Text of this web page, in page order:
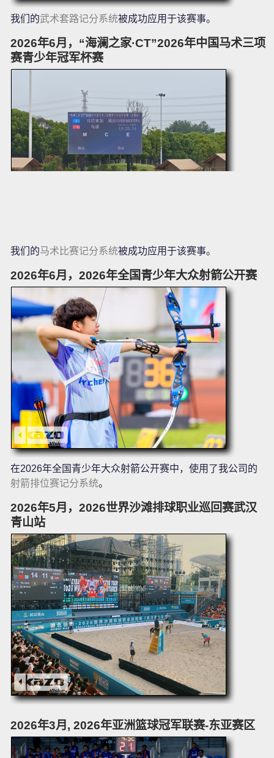
我们的武术套路记分系统被成功应用于该赛事。
2026年6月，“海澜之家·CT”2026年中国马术三项
赛青少年冠军杯赛
我们的马术比赛记分系统被成功应用于该赛事。
2026年6月，2026年全国青少年大众射箭公开赛
在2026年全国青少年大众射箭公开赛中，使用了我公司的
射箭排位赛记分系统。
2026年5月，2026世界沙滩排球职业巡回赛武汉
青山站
2026年3月, 2026年亚洲篮球冠军联赛-东亚赛区